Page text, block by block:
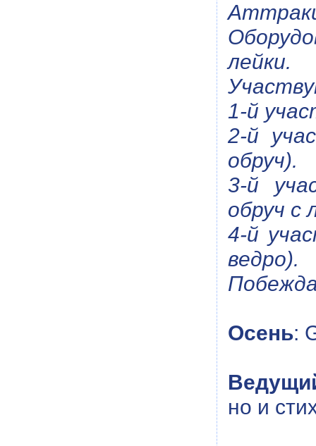
лейки.
1-й
2-й
обруч).
3-й
обруч с
4-й
ведро).
Осень:
но и